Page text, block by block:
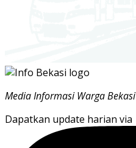
Media Informasi Warga Bekasi
Dapatkan update harian via